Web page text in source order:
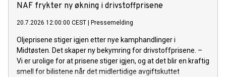
NAF frykter ny økning i drivstoffprisene
20.7.2026 12:00:00 CEST | Pressemelding
Oljeprisene stiger igjen etter nye kamphandlinger i
Midtøsten. Det skaper ny bekymring for drivstoffprisene. –
Vi er urolige for at prisene stiger igjen, og at det blir en kraftig
smell for bilistene når det midlertidige avgiftskuttet